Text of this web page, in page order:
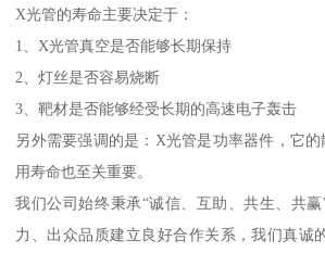
X光管的寿命主要决定于：
1、X光管真空是否能够长期保持
2、灯丝是否容易烧断
3、靶材是否能够经受长期的高速电子轰击
另外需要强调的是：X光管是功率器件，它
用寿命也至关重要。
我们公司始终秉承“诚信、互助、共生、共
力、出众品质建立良好合作关系，我们真诚